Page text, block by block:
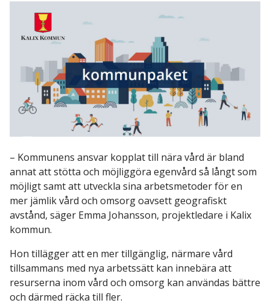
Dansk
– Kommunens ansvar kopplat till nära vård är bland
annat att stötta och möjliggöra egenvård så långt som
möjligt samt att utveckla sina arbetsmetoder för en
mer jämlik vård och omsorg oavsett geografiskt
avstånd, säger Emma Johansson, projektledare i Kalix
kommun.
Hon tillägger att en mer tillgänglig, närmare vård
tillsammans med nya arbetssätt kan innebära att
resurserna inom vård och omsorg kan användas bättre
och därmed räcka till fler.